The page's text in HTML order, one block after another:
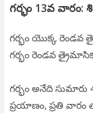
గర్భం 13వ వారం:
గర్భం యొక్క రెండవ
గర్భం రెండవ
గర్భం అనేది
ప్రయాణం, ప్రతి వారం